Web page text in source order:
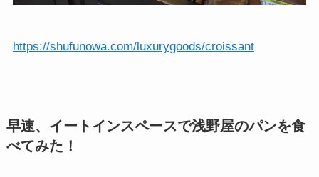
https://shufunowa.com/luxurygoods/croissant
早速、イートインスペースで浅野屋のパンを食
べてみた！